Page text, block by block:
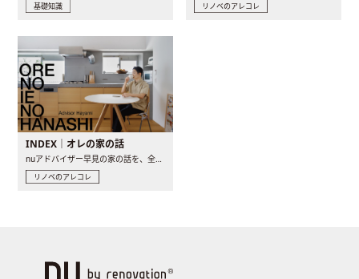
基礎知識 リノベのアレコレ
INDEX｜オレの家の話
リノベのアレコレ